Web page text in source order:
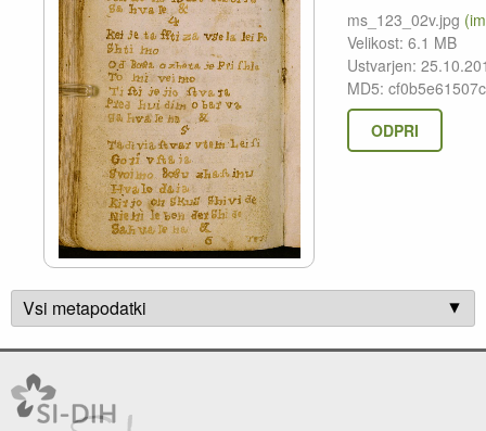
ms_123_02v.jpg
Velikost: 6.1 MB
Ustvarjen:
MD5:
ODPRI
Vsi metapodatki